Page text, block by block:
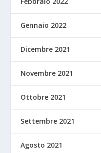
Gennaio 2022
Dicembre 2021
Novembre 2021
Ottobre 2021
Settembre 2021
Agosto 2021